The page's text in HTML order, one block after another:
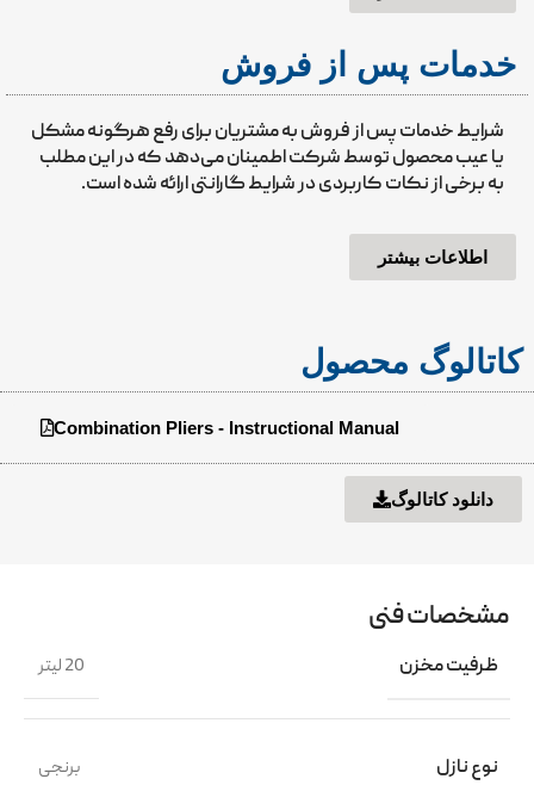
خدمات پس از فروش
شرایط خدمات پس از فروش به مشتریان برای رفع هرگونه مشکل
یا عیب محصول توسط شرکت اطمینان می‌دهد که در این مطلب
به برخی از نکات کاربردی در شرایط گارانتی ارائه شده است.
اطلاعات بیشتر
کاتالوگ محصول
Combination Pliers - Instructional Manual
دانلود کاتالوگ
مشخصات فنی
ظرفیت مخزن 20 لیتر
نوع نازل برنجی